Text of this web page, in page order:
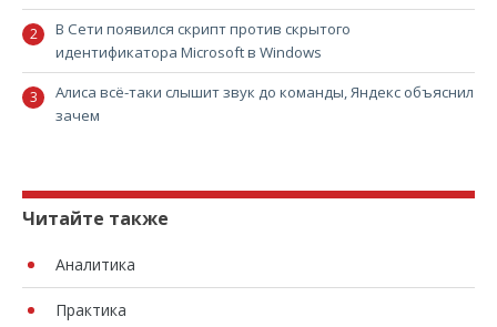
В Сети появился скрипт против скрытого
идентификатора Microsoft в Windows
Алиса всё-таки слышит звук до команды, Яндекс объяснил
зачем
Читайте также
Аналитика
Практика